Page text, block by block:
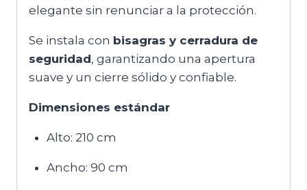
elegante sin renunciar a la protección.
Se instala con bisagras y cerradura de
seguridad, garantizando una apertura
suave y un cierre sólido y confiable.
Dimensiones estándar
Alto: 210 cm
Ancho: 90 cm